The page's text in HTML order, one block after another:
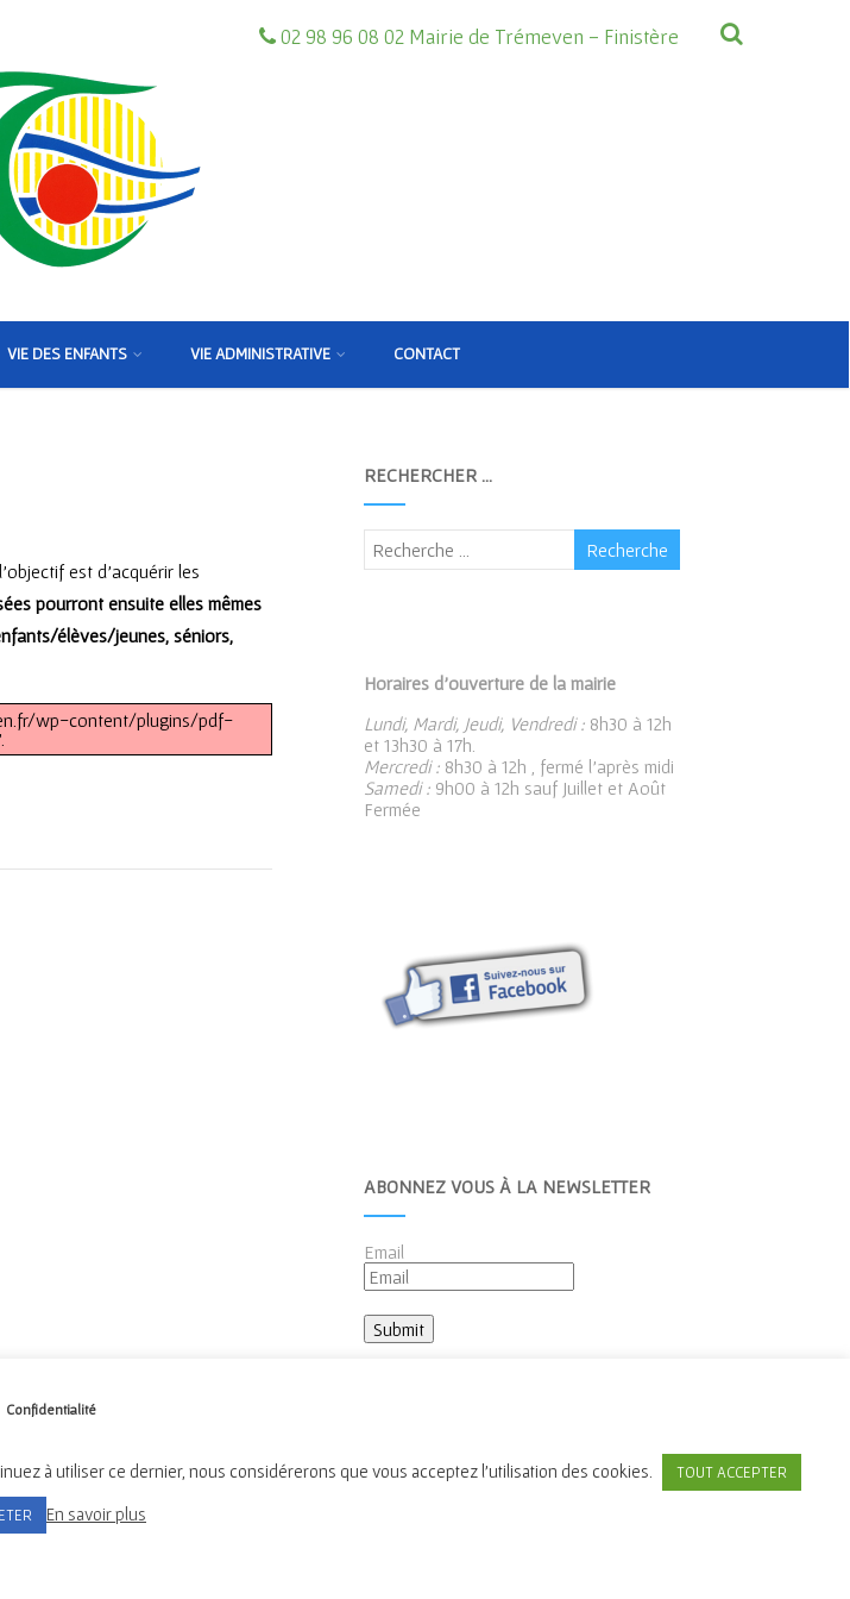
02 98 96 08 02 Mairie de Trémeven - Finistère
VIE DES ENFANTS VIE ADMINISTRATIVE CONTACT
est d’acquérir les
pourront ensuite elles mêmes
élèves/jeunes, séniors,
wp-content/plugins/pdf-
RECHERCHER …
Horaires d’ouverture de la mairie
Lundi, Mardi, Jeudi, Vendredi :8h30 à 12h
et 13h30 à 17h.
Mercredi :8h30 à 12h , fermé l’après midi
Samedi :9h00 à 12h sauf Juillet et Août
Fermée
ABONNEZ VOUS À LA NEWSLETTER
Email
Place de l'Église, 29300 Tréméven
Confidentialité
à utiliser ce dernier, nous considérerons que vous acceptez l'utilisation des cookies. TOUT ACCEPTER
En savoir plus